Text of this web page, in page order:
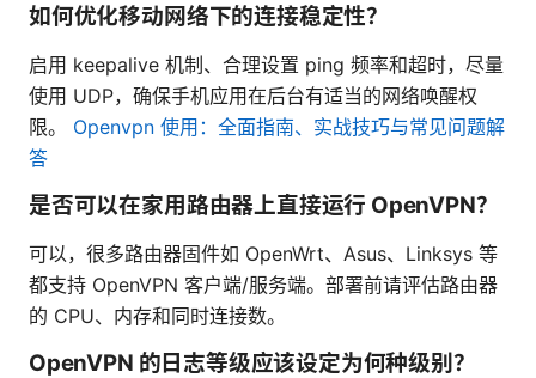
如何优化移动网络下的连接稳定性？
启用 keepalive 机制、合理设置 ping 频率和超时，尽量
使用 UDP，确保手机应用在后台有适当的网络唤醒权
限。 Openvpn 使用：全面指南、实战技巧与常见问题解
答
是否可以在家用路由器上直接运行 OpenVPN？
可以，很多路由器固件如 OpenWrt、Asus、Linksys 等
都支持 OpenVPN 客户端/服务端。部署前请评估路由器
的 CPU、内存和同时连接数。
OpenVPN 的日志等级应该设定为何种级别？